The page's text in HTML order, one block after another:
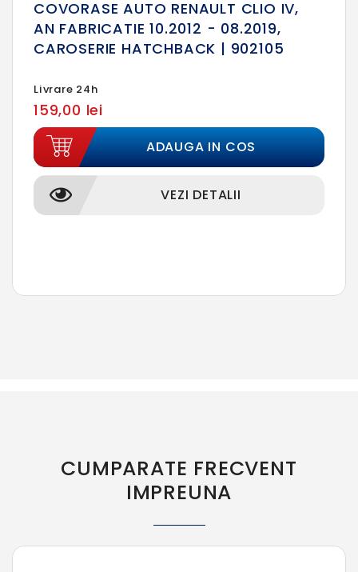
COVORASE AUTO RENAULT CLIO IV,
AN FABRICATIE 10.2012 - 08.2019,
CAROSERIE HATCHBACK | 902105
Livrare 24h
159,00 lei
ADAUGA IN COS
VEZI DETALII
CUMPARATE FRECVENT
IMPREUNA